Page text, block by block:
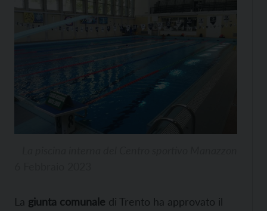
La giunta comunale di Trento ha approvato il